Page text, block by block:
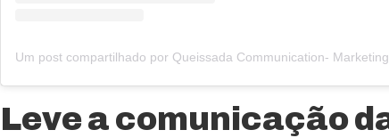
Leve a comunicação